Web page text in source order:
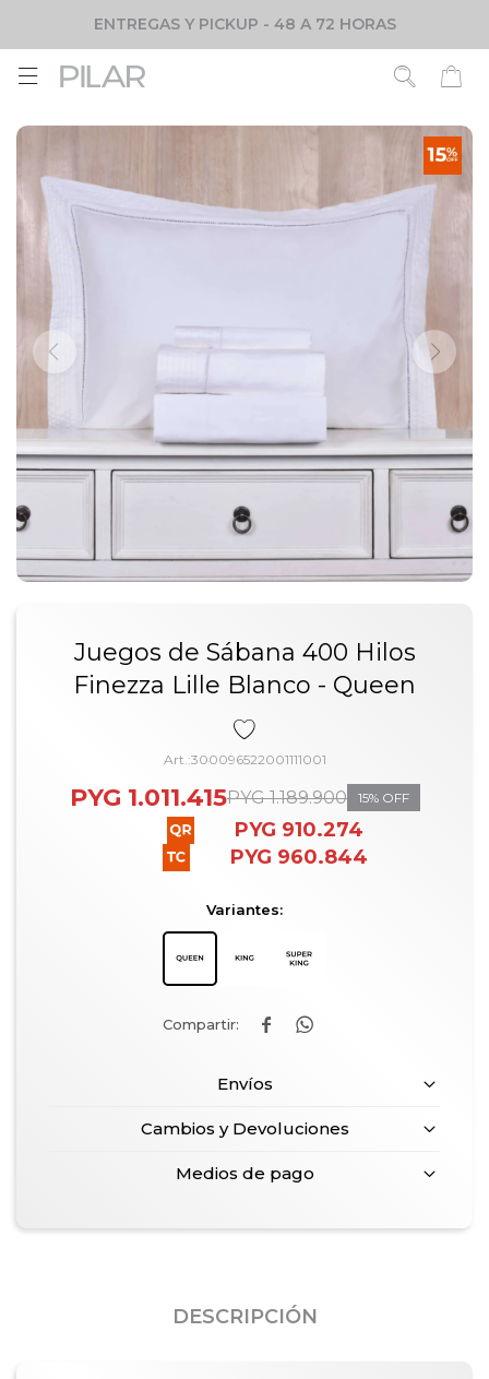
ENTREGAS Y PICKUP - 48 A 72 HORAS

Juegos de Sábana 400 Hilos
Finezza Lille Blanco - Queen
300096522001111001
PYG 1.011.415PYG 1.189.900 15
PYG 910.274
PYG 960.844
Variantes:
 
Envíos
Cambios y Devoluciones
Medios de pago
DESCRIPCIÓN